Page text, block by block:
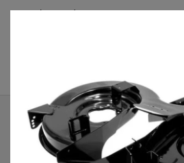
Plateaudecoupe.com :
Accueil
Plateau
Plateau de coupe 92 cm
13AH773E640